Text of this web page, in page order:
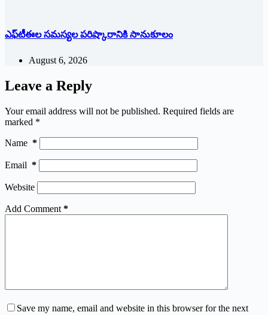
ఎఫ్‌టీఈల సమస్యల పరిష్కారానికి సానుకూలం
August 6, 2026
Leave a Reply
Your email address will not be published. Required fields are
marked *
Name *
Email *
Website
Add Comment *
Save my name, email and website in this browser for the next